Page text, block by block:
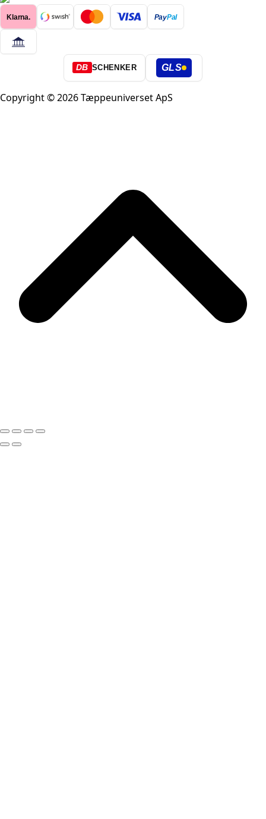
Klarna. PayPal
DB SCHENKER GLS
Copyright © 2026 Tæppeuniverset ApS